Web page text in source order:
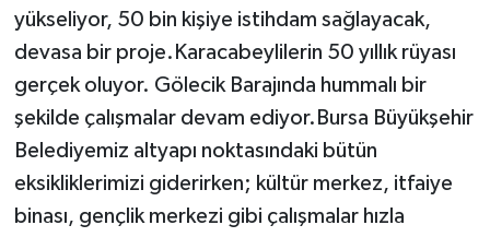
yükseliyor, 50 bin kişiye istihdam sağlayacak,
devasa bir proje.Karacabeylilerin 50 yıllık rüyası
gerçek oluyor. Gölecik Barajında hummalı bir
şekilde çalışmalar devam ediyor.Bursa Büyükşehir
Belediyemiz altyapı noktasındaki bütün
eksikliklerimizi giderirken; kültür merkez, itfaiye
binası, gençlik merkezi gibi çalışmalar hızla